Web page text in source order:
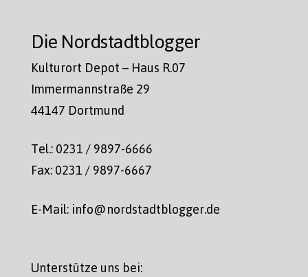
Die Nordstadtblogger
Kulturort Depot – Haus R.07
Immermannstraße 29
44147 Dortmund
Tel.: 0231 / 9897-6666
Fax: 0231 / 9897-6667
E-Mail: info@nordstadtblogger.de
Unterstütze uns bei: